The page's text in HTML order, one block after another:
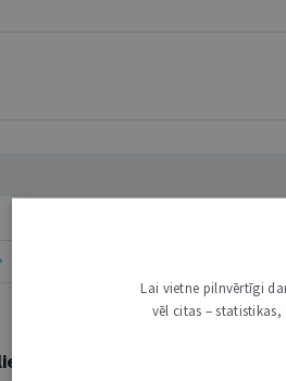
2015. gadā: piesardzīgs
Lai vietne pilnvērtīgi
vēl citas –